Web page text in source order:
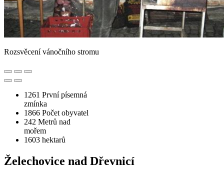
Rozsvěcení vánočního stromu
1261 První písemná
zmínka
1866 Počet obyvatel
242 Metrů nad
mořem
1603 hektarů
Želechovice nad Dřevnicí